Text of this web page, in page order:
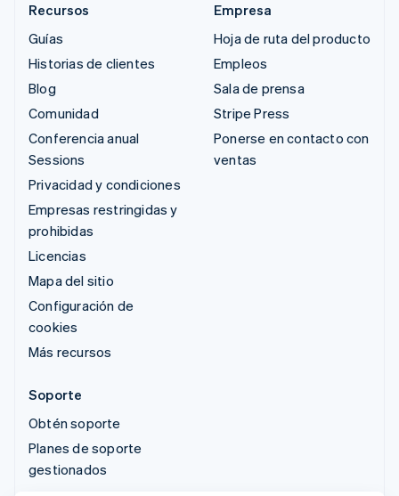
Recursos
Guías
Historias de clientes
Blog
Comunidad
Conferencia anual
Sessions
Privacidad y condiciones
Empresas restringidas y
prohibidas
Licencias
Mapa del sitio
Configuración de
cookies
Más recursos
Empresa
Hoja de ruta del producto
Empleos
Sala de prensa
Stripe Press
Ponerse en contacto con
ventas
Soporte
Obtén soporte
Planes de soporte
gestionados